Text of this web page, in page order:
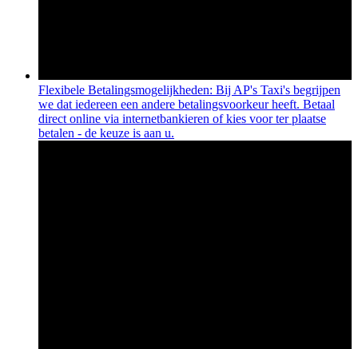
Flexibele Betalingsmogelijkheden: Bij AP's Taxi's begrijpen
we dat iedereen een andere betalingsvoorkeur heeft. Betaal
direct online via internetbankieren of kies voor ter plaatse
betalen - de keuze is aan u.